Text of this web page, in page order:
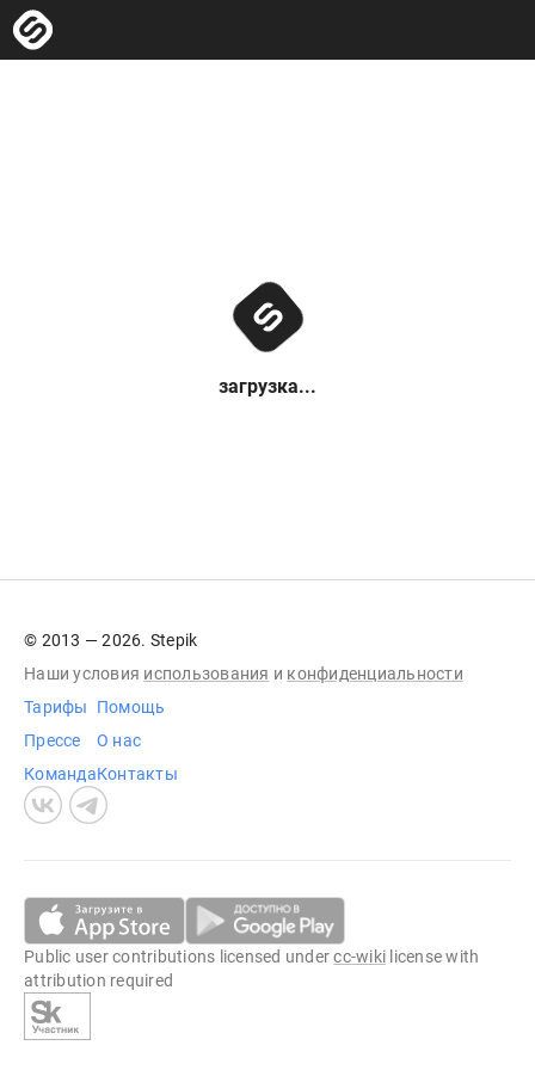
загрузка...
© 2013 — 2026. Stepik
Наши условия использования и конфиденциальности
Тарифы
Прессе
Команда
Помощь
О нас
Контакты
Public user contributions licensed undercc-wiki license with
attribution required